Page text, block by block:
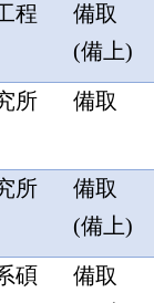
程
備取
(備上)
所
備取
所
備取
(備上)
碩
備取